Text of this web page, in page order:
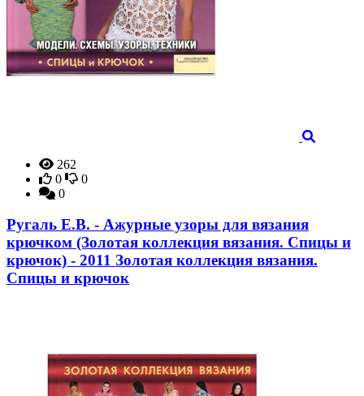
262
0
0
0
Ругаль Е.В. - Ажурные узоры для вязания
крючком (Золотая коллекция вязания. Спицы и
крючок) - 2011 Золотая коллекция вязания.
Спицы и крючок